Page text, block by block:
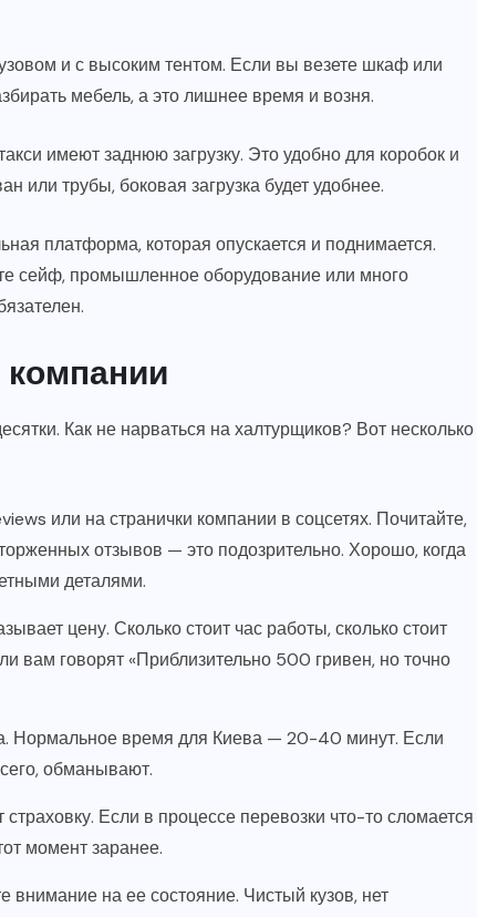
и с высоким тентом. Если вы везете шкаф или
мебель, а это лишнее время и возня.
имеют заднюю загрузку. Это удобно для коробок и
или трубы, боковая загрузка будет удобнее.
платформа, которая опускается и поднимается.
сейф, промышленное оборудование или много
Как не нарваться на халтурщиков? Вот несколько
или на странички компании в соцсетях. Почитайте,
отзывов — это подозрительно. Хорошо, когда
деталями.
цену. Сколько стоит час работы, сколько стоит
вам говорят «Приблизительно 500 гривен, но точно
Нормальное время для Киева — 20-40 минут. Если
обманывают.
Если в процессе перевозки что-то сломается
момент заранее.
внимание на ее состояние. Чистый кузов, нет